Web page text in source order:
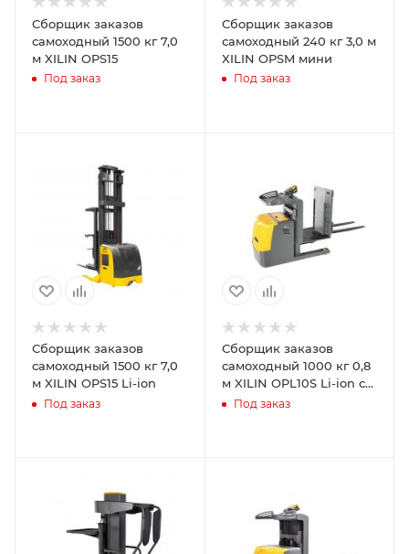
Сборщик заказов
самоходный 1500 кг 7,0
м XILIN OPS15
Под заказ
Сборщик заказов
самоходный 240 кг 3,0 м
XILIN OPSM мини
Под заказ
Сборщик заказов
самоходный 1500 кг 7,0
м XILIN OPS15 Li-ion
Под заказ
Сборщик заказов
самоходный 1000 кг 0,8
м XILIN OPL10S Li-ion с
раздвижными вилами
Под заказ